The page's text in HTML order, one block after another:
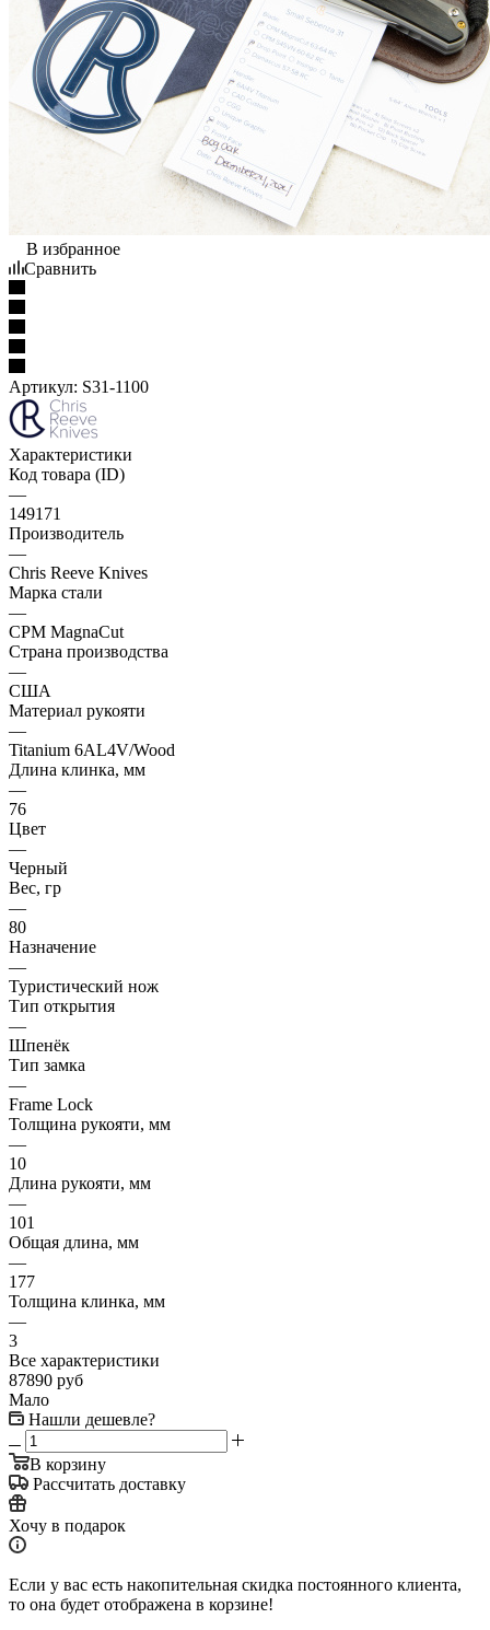
В избранное
Сравнить
Артикул: S31-1100
Характеристики
Код товара (ID)
—
149171
Производитель
—
Chris Reeve Knives
Марка стали
—
CPM MagnaCut
Страна производства
—
США
Материал рукояти
—
Titanium 6AL4V/Wood
Длина клинка, мм
—
76
Цвет
—
Черный
Вес, гр
—
80
Назначение
—
Туристический нож
Тип открытия
—
Шпенёк
Тип замка
—
Frame Lock
Толщина рукояти, мм
—
10
Длина рукояти, мм
—
101
Общая длина, мм
—
177
Толщина клинка, мм
—
3
Все характеристики
87890 руб
Мало
Нашли дешевле?
В корзину
Рассчитать доставку
Хочу в подарок
Если у вас есть накопительная скидка постоянного клиента,
то она будет отображена в корзине!